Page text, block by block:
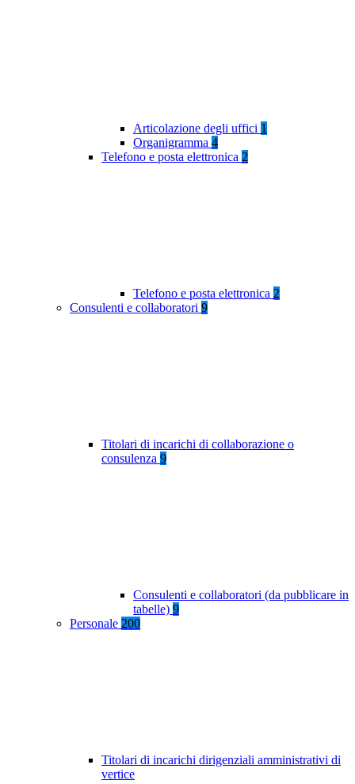
Articolazione degli uffici 1
Organigramma 4
Telefono e posta elettronica 2
Telefono e posta elettronica 2
Consulenti e collaboratori 9
Titolari di incarichi di collaborazione o
consulenza 9
Consulenti e collaboratori (da pubblicare in
tabelle) 9
Personale 200
Titolari di incarichi dirigenziali amministrativi di
vertice